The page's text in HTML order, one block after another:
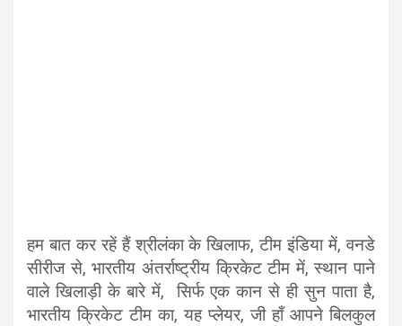
हम बात कर रहें हैं श्रीलंका के खिलाफ, टीम इंडिया में, वनडे
सीरीज से, भारतीय अंतर्राष्ट्रीय क्रिकेट टीम में, स्थान पाने
वाले खिलाड़ी के बारे में, सिर्फ एक कान से ही सुन पाता है,
भारतीय क्रिकेट टीम का, यह प्लेयर, जी हाँ आपने बिलकुल